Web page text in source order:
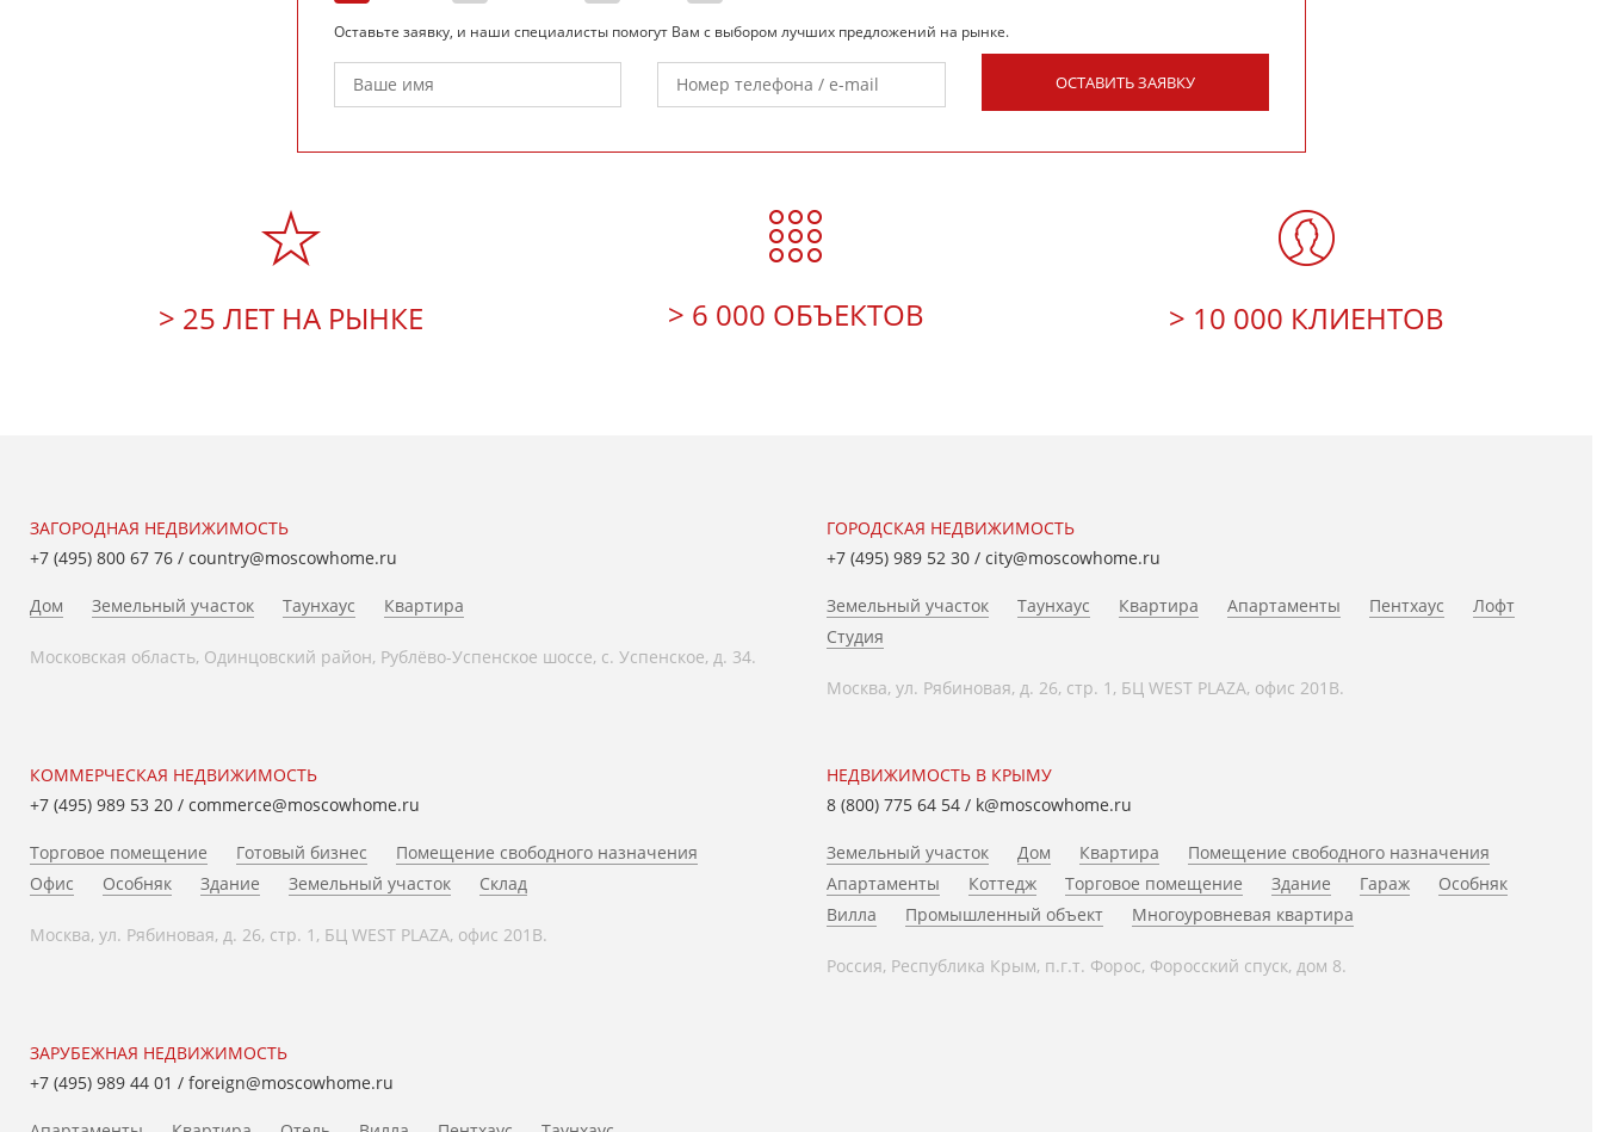
Оставьте заявку, и наши специалисты помогут Вам с выбором лучших предложений на рынке.
ОСТАВИТЬ ЗАЯВКУ
> 25 ЛЕТ НА РЫНКЕ > 6 000 ОБЪЕКТОВ > 10 000 КЛИЕНТОВ
ЗАГОРОДНАЯ НЕДВИЖИМОСТЬ
+7 (495) 800 67 76 / country@moscowhome.ru
Дом Земельный участок Таунхаус Квартира
Московская область, Одинцовский район, Рублёво-Успенское шоссе, с. Успенское, д. 34.
ГОРОДСКАЯ НЕДВИЖИМОСТЬ
+7 (495) 989 52 30/ city@moscowhome.ru
Земельный участок Таунхаус Квартира Апартаменты Пентхаус
Лофт
Студия
Москва, ул. Рябиновая, д. 26, стр. 1, БЦ WEST PLAZA, офис 201В.
КОММЕРЧЕСКАЯ НЕДВИЖИМОСТЬ
+7 (495) 989 53 20 / commerce@moscowhome.ru
Торговое помещение Готовый бизнес
Помещение свободного назначения
Офис
Особняк Здание Земельный участок Склад
Москва, ул. Рябиновая, д. 26, стр. 1, БЦ WEST PLAZA, офис 201В.
НЕДВИЖИМОСТЬ В КРЫМУ
8 (800) 775 64 54/ k@moscowhome.ru
Земельный участок Дом Квартира
Помещение свободного назначения
Апартаменты
Коттедж Торговое помещение Здание Гараж
Особняк
Вилла
Промышленный объект Многоуровневая квартира
Россия, Республика Крым, п.г.т. Форос, Форосский спуск, дом 8.
ЗАРУБЕЖНАЯ НЕДВИЖИМОСТЬ
+7 (495) 989 44 01 / foreign@moscowhome.ru